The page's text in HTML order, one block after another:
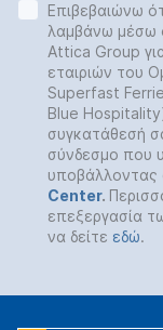
Επιβεβαιώνω
λαμβάνω μέσω
Attica Group
εταιριών του
Superfast
Blue
συγκατάθεσή
σύνδεσμο που
υποβάλλοντας
Center.
επεξεργασία
να δείτε εδώ.